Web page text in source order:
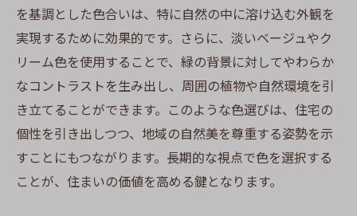
を基調とした色合いは、特に自然の中に溶け込む外観を
実現するために効果的です。さらに、淡いベージュやク
リーム色を使用することで、緑の背景に対してやわらか
なコントラストを生み出し、周囲の植物や自然環境を引
き立てることができます。このような色選びは、住宅の
個性を引き出しつつ、地域の自然美を尊重する姿勢を示
すことにもつながります。長期的な視点で色を選択する
ことが、住まいの価値を高める鍵となります。